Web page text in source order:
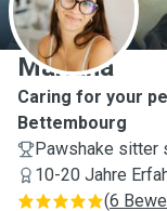
M
Mariana
Caring for your
Bettembourg
Pawshake sitter
10-20 Jahre
(6